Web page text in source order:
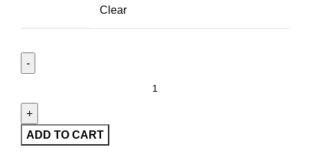
Clear
ADD TO CART